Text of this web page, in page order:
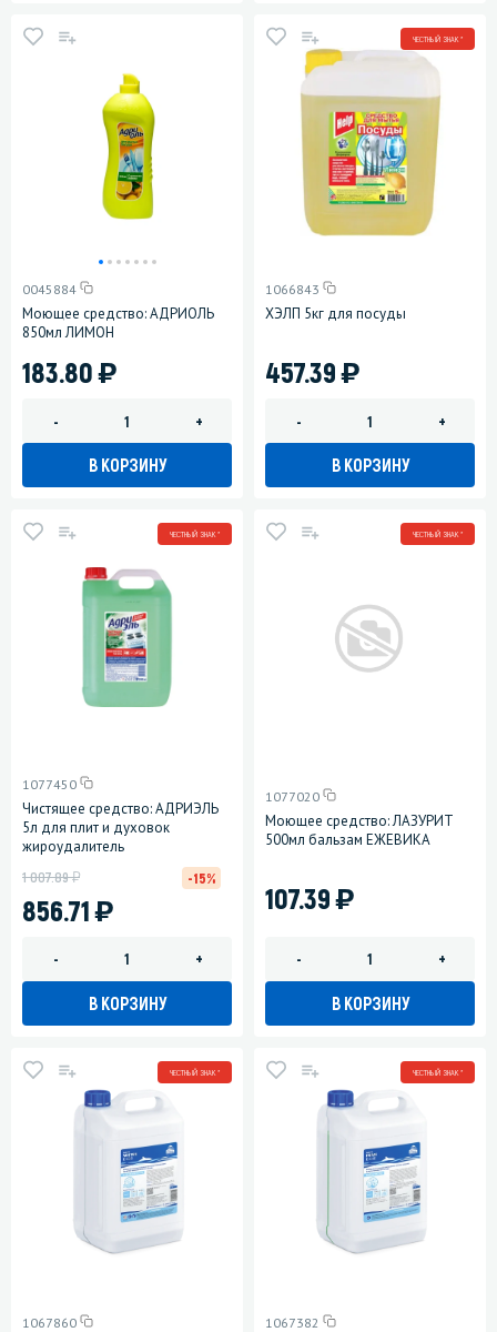
0045884
Моющее средство: АДРИОЛЬ
850мл ЛИМОН
183.80)
- +
В КОРЗИНУ
ЧЕСТНЫЙ ЗНАК *
1066843
ХЭЛП 5кг для посуды
457.39)
- +
В КОРЗИНУ
ЧЕСТНЫЙ ЗНАК *
1077450
Чистящее средство: АДРИЭЛЬ
5л для плит и духовок
жироудалитель
856.71)
1 007.89у -15%
- +
В КОРЗИНУ
ЧЕСТНЫЙ ЗНАК *
1077020
Моющее средство: ЛАЗУРИТ
500мл бальзам ЕЖЕВИКА
107.39)
- +
В КОРЗИНУ
ЧЕСТНЫЙ ЗНАК *
1067860
ЧЕСТНЫЙ ЗНАК *
1067382